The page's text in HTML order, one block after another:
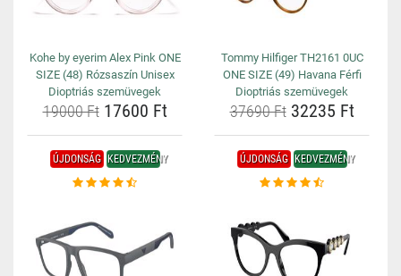
Kohe by eyerim Alex Pink ONE
SIZE (48) Rózsaszín Unisex
Dioptriás szemüvegek
19000 Ft17600 Ft
Tommy Hilfiger TH2161 0UC
ONE SIZE (49) Havana Férfi
Dioptriás szemüvegek
37690 Ft32235 Ft
ÚJDONSÁG KEDVEZMÉNY ÚJDONSÁG KEDVEZMÉNY